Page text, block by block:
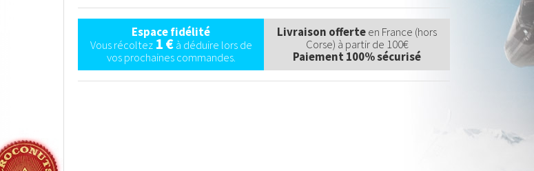
Espace fidélité
Vous récoltez 1 €à déduire lors de
vos prochaines commandes.
Livraison offerteen France (hors
Corse) à partir de 100€
Paiement 100% sécurisé